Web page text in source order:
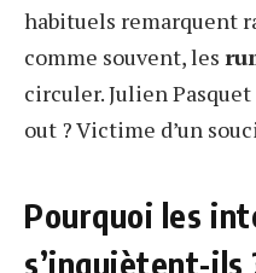
habituels remarquent
comme souvent, les
circuler. Julien
out ? Victime d’un
Pourquoi les
s’inquiètent-ils